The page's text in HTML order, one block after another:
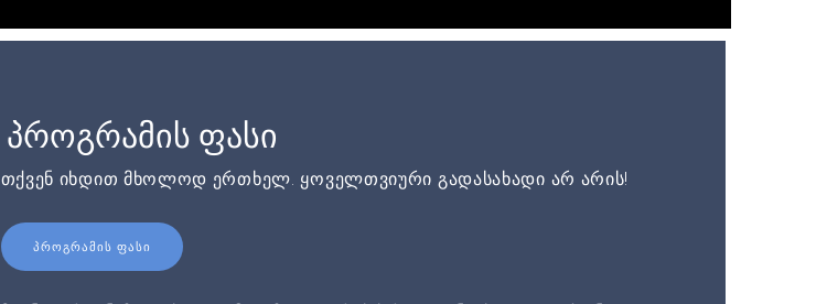
პროგრამის ფასი
თქვენ იხდით მხოლოდ ერთხელ. ყოველთვიური გადასახადი არ არის!
ᲞᲠᲝᲒᲠᲐᲛᲘᲡ ᲤᲐᲡᲘ